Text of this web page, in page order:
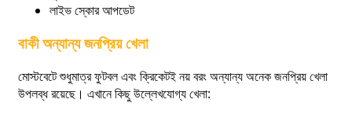
লাইভ স্কোর আপডেট
বাকী অন্যান্য জনপ্রিয় খেলা
মোস্টবেটে শুধুমাত্র ফুটবল এবং ক্রিকেটই নয় বরং অন্যান্য অনেক জনপ্রিয় খেলা
উপলব্ধ রয়েছে। এখানে কিছু উল্লেখযোগ্য খেলা: